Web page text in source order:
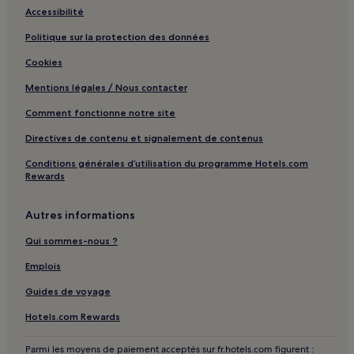
Port flottant de Bristol : hôtels Hôtels de luxe
Port flottant de Bristol : hôtels Hôtels d’affaires
Parc d'activités Aztec West : Hôtels avec piscine à
Bristol : Gîtes
Bristol : Appart’hôtels
Bristol : Chambres d’hôtes
Bristol : hôtels Hôtels LGBTQIA+ friendly
Bristol : hôtels Hôtels avec golf
Bristol : hôtels
Vieille ville de Bristol : hôtels
Accessibilité
Politique sur la protection des données
Cookies
Mentions légales / Nous contacter
Comment fonctionne notre site
Directives de contenu et signalement de contenus
Conditions générales d’utilisation du programme Hotels.com
Rewards
Autres informations
Qui sommes-nous ?
Emplois
Guides de voyage
Hotels.com Rewards
Parmi les moyens de paiement acceptés sur fr.hotels.com figurent :